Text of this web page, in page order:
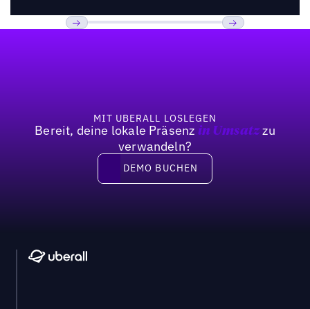
MIT UBERALL LOSLEGEN
Bereit, deine lokale Präsenz in Umsatzzu
verwandeln?
DEMO BUCHEN
DEMO BUCHEN